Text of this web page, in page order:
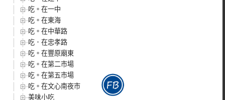
吃。在一中
吃。在東海
吃。在中華路
吃．在忠孝路
吃。在豐原廟東
吃。在第二市場
吃。在第五市場
吃。在文心南夜市
美味小吃